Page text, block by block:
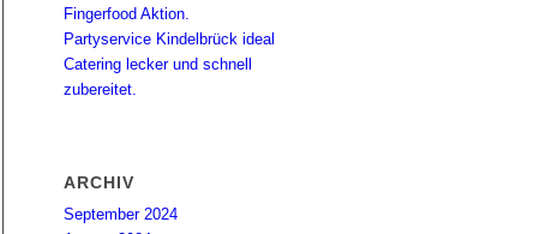
Fingerfood Aktion.
Partyservice Kindelbrück ideal
Catering lecker und schnell
zubereitet.
ARCHIV
September 2024